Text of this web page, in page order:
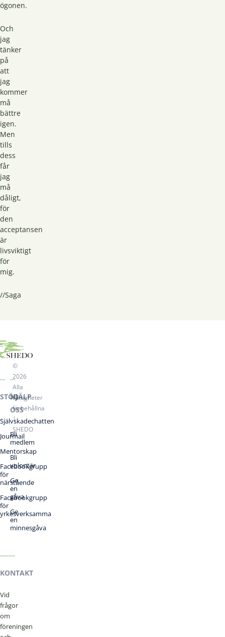
ögonen.
Och
jag
tänker
på
att
jag
kommer
må
bättre
igen.
Men
tills
dess
får
jag
må
dåligt,
för
den
acceptansen
är
livsviktigt
för
mig.
//Saga
STÖD
Självskadechatten
Jourmail
Mentorskap
Facebookgrupp
för
närstående
Facebookgrupp
för
yrkesverksamma
HJÄLP
OSS
Bli
medlem
Bli
volontär
Ge
en
gåva
Ge
en
minnesgåva
KONTAKT
Vid
frågor
om
föreningen
©
2026
Alla
rättigheter
förbehållna
|
SHEDO